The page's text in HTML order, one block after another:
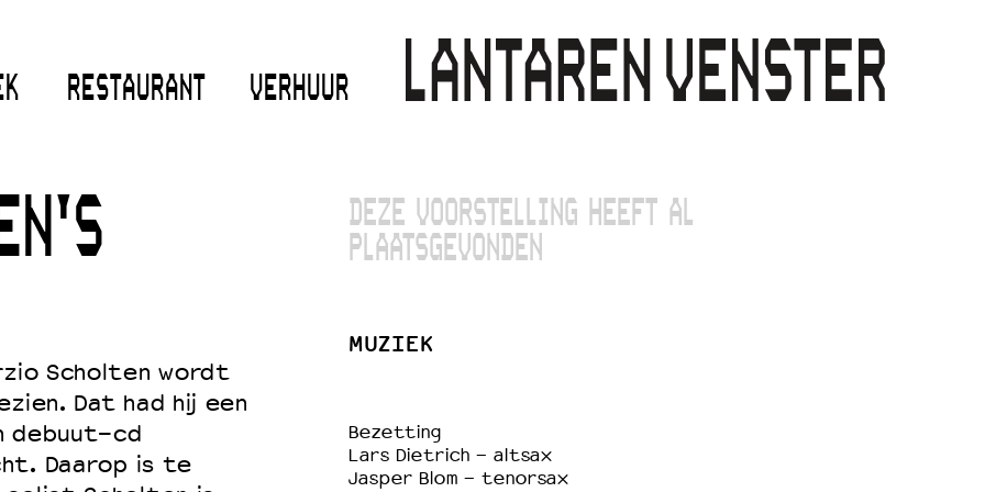
RESTAURANT VERHUUR
Scholten wordt
Dat had hij een
debuut-cd
Daarop is te
DEZE VOORSTELLING HEEFT AL
PLAATSGEVONDEN
MUZIEK
Bezetting
Lars Dietrich - altsax
Jasper Blom - tenorsax